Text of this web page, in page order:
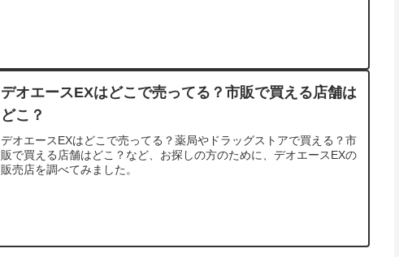
デオエースEXはどこで売ってる？市販で買える店舗は
どこ？
デオエースEXはどこで売ってる？薬局やドラッグストアで買える？市
販で買える店舗はどこ？など、お探しの方のために、デオエースEXの
販売店を調べてみました。